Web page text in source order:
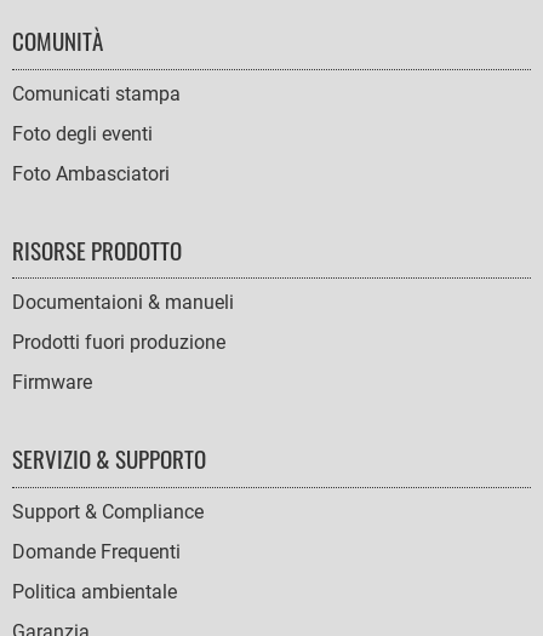
COMUNITÀ
Comunicati stampa
Foto degli eventi
Foto Ambasciatori
RISORSE PRODOTTO
Documentaioni & manueli
Prodotti fuori produzione
Firmware
SERVIZIO & SUPPORTO
Support & Compliance
Domande Frequenti
Politica ambientale